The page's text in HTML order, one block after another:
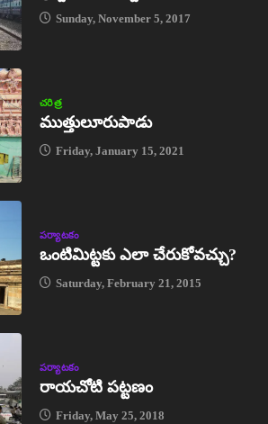
Sunday, November 5, 2017
చరిత్ర
ముత్తులూరుపాడు
Friday, January 15, 2021
పర్యాటకం
ఒంటిమిట్టకు ఎలా చేరుకోవచ్చు?
Saturday, February 21, 2015
పర్యాటకం
రాయచోటి పట్టణం
Friday, May 25, 2018